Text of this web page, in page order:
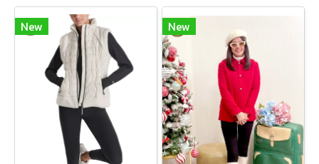
New New